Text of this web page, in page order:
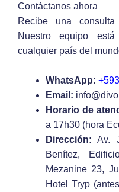
Contáctanos ahora
Recibe una
Nuestro equipo
cualquier país del
WhatsApp:
Email:
Horario de
a 17h30 (hora
Dirección: Av.
Benítez,
Mezanine 23,
Hotel Tryp